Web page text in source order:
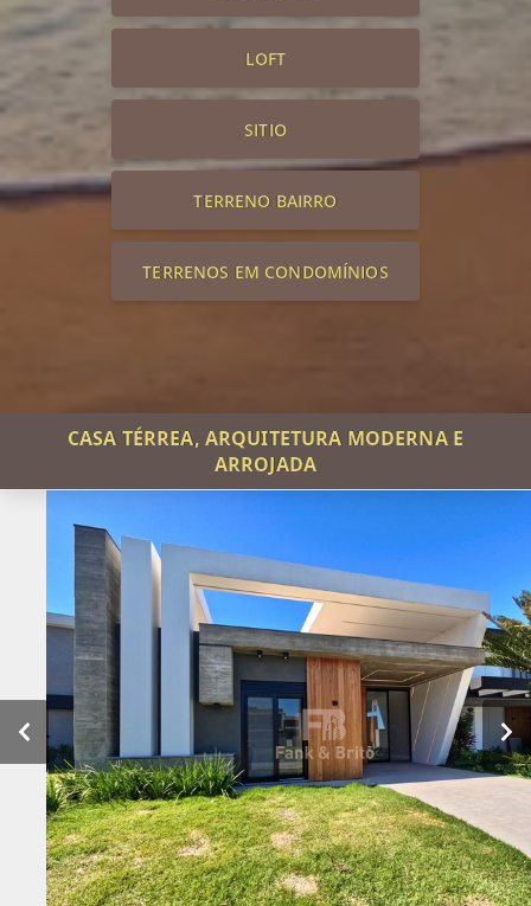
LOFT
SITIO
TERRENO BAIRRO
TERRENOS EM CONDOMÍNIOS
CASA TÉRREA, ARQUITETURA MODERNA E
ARROJADA